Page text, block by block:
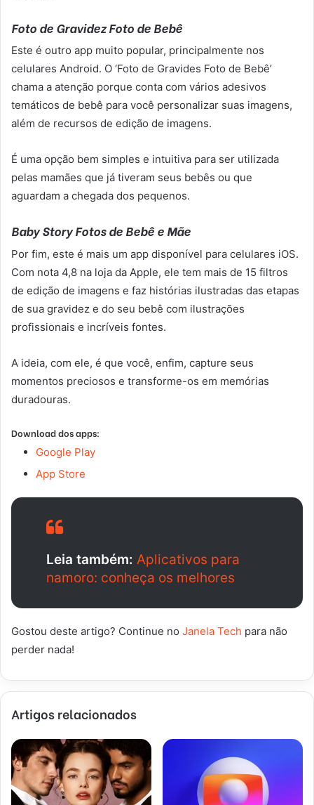
Foto de Gravidez Foto de Bebê
Este é outro app muito popular, principalmente nos
celulares Android. O ‘Foto de Gravides Foto de Bebê’
chama a atenção porque conta com vários adesivos
temáticos de bebê para você personalizar suas imagens,
além de recursos de edição de imagens.
É uma opção bem simples e intuitiva para ser utilizada
pelas mamães que já tiveram seus bebês ou que
aguardam a chegada dos pequenos.
Baby Story Fotos de Bebê e Mãe
Por fim, este é mais um app disponível para celulares iOS.
Com nota 4,8 na loja da Apple, ele tem mais de 15 filtros
de edição de imagens e faz histórias ilustradas das etapas
de sua gravidez e do seu bebê com ilustrações
profissionais e incríveis fontes.
A ideia, com ele, é que você, enfim, capture seus
momentos preciosos e transforme-os em memórias
duradouras.
Download dos apps:
Google Play
App Store
Leia também: Aplicativos para
namoro: conheça os melhores
Gostou deste artigo? Continue no Janela Tech para não
perder nada!
Artigos relacionados